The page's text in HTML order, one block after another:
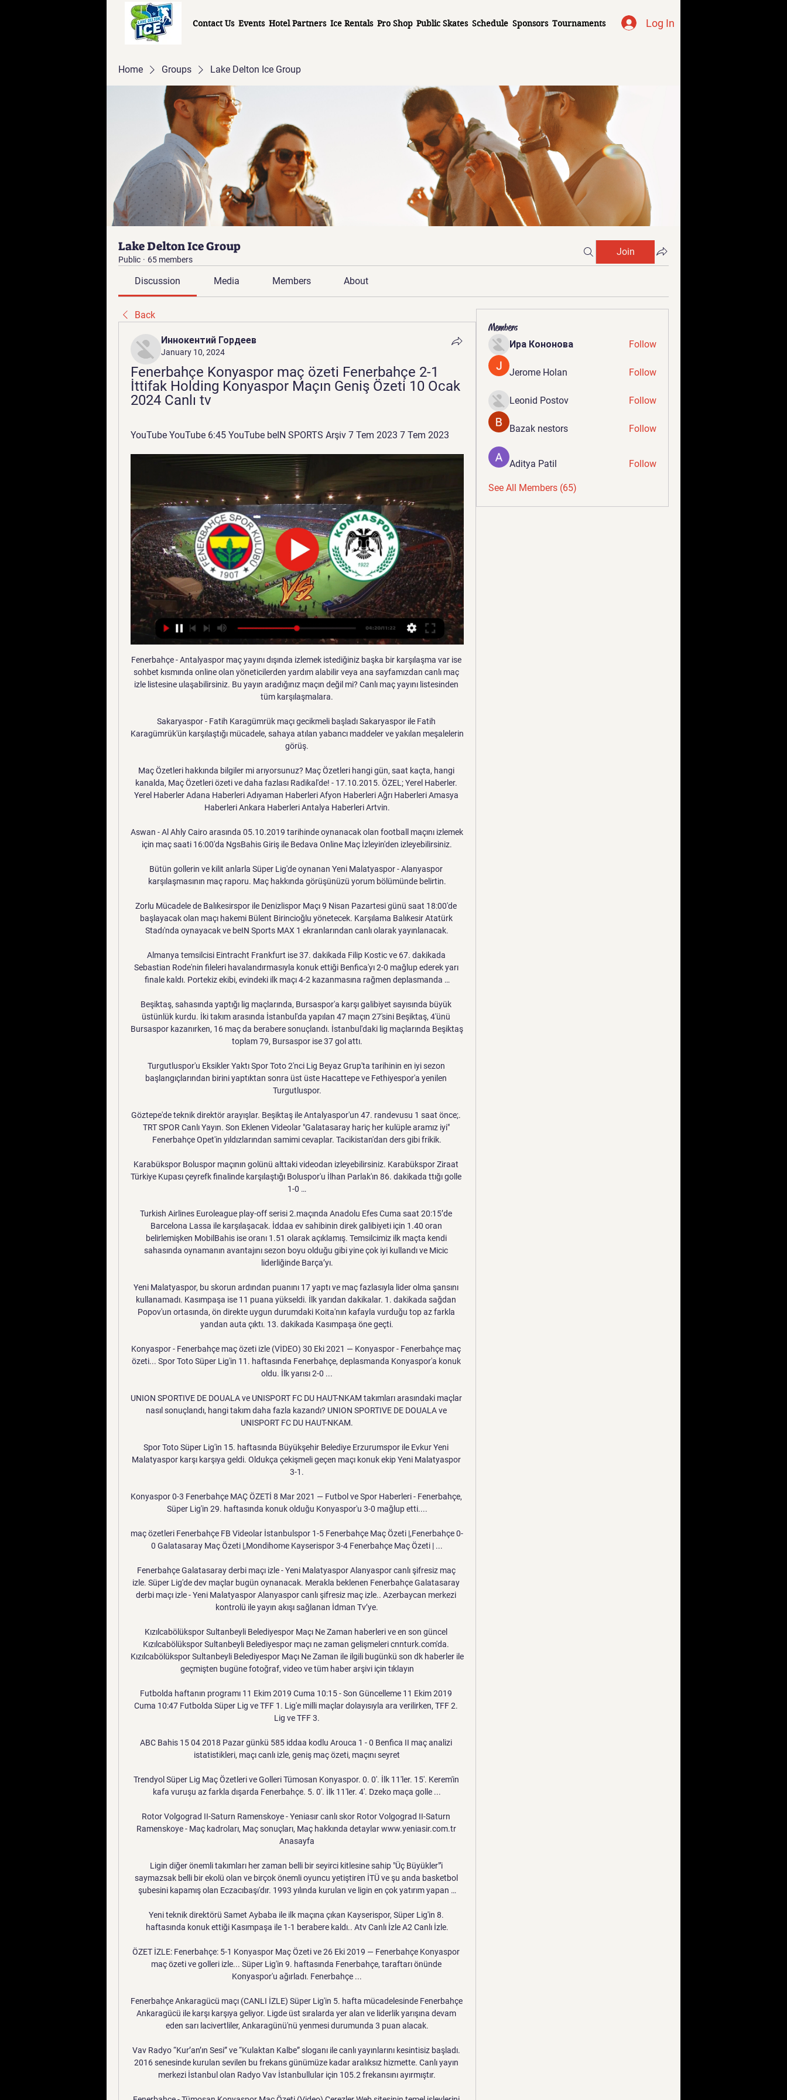
Contact Us Events Hotel Partners Ice Rentals Pro Shop Public Skates Schedule Sponsors Tournaments Log In
Home Groups Lake Delton Ice Group
Lake Delton Ice Group
Public · 65 members
Join
Discussion Media Members About
Back
Иннокентий Гордеев
January 10, 2024
Fenerbahçe Konyaspor maç özeti Fenerbahçe 2-1
İttifak Holding Konyaspor Maçın Geniş Özeti 10 Ocak
2024 Canlı tv
YouTube YouTube 6:45 YouTube beIN SPORTS Arşiv 7 Tem 2023 7 Tem 2023
Fenerbahçe - Antalyaspor maç yayını dışında izlemek istediğiniz başka bir karşılaşma var ise sohbet kısmında online olan yöneticilerden yardım alabilir veya ana sayfamızdan canlı maç izle listesine ulaşabilirsiniz. Bu yayın aradığınız maçın değil mi? Canlı maç yayını listesinden tüm karşılaşmalara.

Sakaryaspor - Fatih Karagümrük maçı gecikmeli başladı Sakaryaspor ile Fatih Karagümrük'ün karşılaştığı mücadele, sahaya atılan yabancı maddeler ve yakılan meşalelerin görüş.

Maç Özetleri hakkında bilgiler mi arıyorsunuz? Maç Özetleri hangi gün, saat kaçta, hangi kanalda, Maç Özetleri özeti ve daha fazlası Radikal'de! - 17.10.2015. ÖZEL; Yerel Haberler. Yerel Haberler Adana Haberleri Adıyaman Haberleri Afyon Haberleri Ağrı Haberleri Amasya Haberleri Ankara Haberleri Antalya Haberleri Artvin.

Aswan - Al Ahly Cairo arasında 05.10.2019 tarihinde oynanacak olan football maçını izlemek için maç saati 16:00'da NgsBahis Giriş ile Bedava Online Maç İzleyin'den izleyebilirsiniz.

Bütün gollerin ve kilit anlarla Süper Lig'de oynanan Yeni Malatyaspor - Alanyaspor karşılaşmasının maç raporu. Maç hakkında görüşünüzü yorum bölümünde belirtin.

Zorlu Mücadele de Balıkesirspor ile Denizlispor Maçı 9 Nisan Pazartesi günü saat 18:00'de başlayacak olan maçı hakemi Bülent Birincioğlu yönetecek. Karşılama Balıkesir Atatürk Stadı'nda oynayacak ve beIN Sports MAX 1 ekranlarından canlı olarak yayınlanacak.

Almanya temsilcisi Eintracht Frankfurt ise 37. dakikada Filip Kostic ve 67. dakikada Sebastian Rode'nin fileleri havalandırmasıyla konuk ettiği Benfica'yı 2-0 mağlup ederek yarı finale kaldı. Portekiz ekibi, evindeki ilk maçı 4-2 kazanmasına rağmen deplasmanda …

Beşiktaş, sahasında yaptığı lig maçlarında, Bursaspor'a karşı galibiyet sayısında büyük üstünlük kurdu. İki takım arasında İstanbul'da yapılan 47 maçın 27'sini Beşiktaş, 4'ünü Bursaspor kazanırken, 16 maç da berabere sonuçlandı. İstanbul'daki lig maçlarında Beşiktaş toplam 79, Bursaspor ise 37 gol attı.

Turgutluspor'u Eksikler Yaktı Spor Toto 2'nci Lig Beyaz Grup'ta tarihinin en iyi sezon başlangıçlarından birini yaptıktan sonra üst üste Hacattepe ve Fethiyespor'a yenilen Turgutluspor.

Göztepe'de teknik direktör arayışlar. Beşiktaş ile Antalyaspor'un 47. randevusu 1 saat önce;. TRT SPOR Canlı Yayın. Son Eklenen Videolar "Galatasaray hariç her kulüple aramız iyi" Fenerbahçe Opet'in yıldızlarından samimi cevaplar. Tacikistan'dan ders gibi frikik.

Karabükspor Boluspor maçının golünü alttaki videodan izleyebilirsiniz. Karabükspor Ziraat Türkiye Kupası çeyrefk finalinde karşılaştığı Boluspor'u İlhan Parlak'ın 86. dakikada ttığı golle 1-0 …

Turkish Airlines Euroleague play-off serisi 2.maçında Anadolu Efes Cuma saat 20:15’de Barcelona Lassa ile karşılaşacak. İddaa ev sahibinin direk galibiyeti için 1.40 oran belirlemişken MobilBahis ise oranı 1.51 olarak açıklamış. Temsilcimiz ilk maçta kendi sahasında oynamanın avantajını sezon boyu olduğu gibi yine çok iyi kullandı ve Micic liderliğinde Barça’yı.

Yeni Malatyaspor, bu skorun ardından puanını 17 yaptı ve maç fazlasıyla lider olma şansını kullanamadı. Kasımpaşa ise 11 puana yükseldi. İlk yarıdan dakikalar. 1. dakikada sağdan Popov'un ortasında, ön direkte uygun durumdaki Koita'nın kafayla vurduğu top az farkla yandan auta çıktı. 13. dakikada Kasımpaşa öne geçti.

Konyaspor - Fenerbahçe maç özeti izle (VİDEO) 30 Eki 2021 — Konyaspor - Fenerbahçe maç özeti... Spor Toto Süper Lig'in 11. haftasında Fenerbahçe, deplasmanda Konyaspor'a konuk oldu. İlk yarısı 2-0 ...

UNION SPORTIVE DE DOUALA ve UNISPORT FC DU HAUT-NKAM takımları arasındaki maçlar nasıl sonuçlandı, hangi takım daha fazla kazandı? UNION SPORTIVE DE DOUALA ve UNISPORT FC DU HAUT-NKAM.

Spor Toto Süper Lig'in 15. haftasında Büyükşehir Belediye Erzurumspor ile Evkur Yeni Malatyaspor karşı karşıya geldi. Oldukça çekişmeli geçen maçı konuk ekip Yeni Malatyaspor 3-1.

Konyaspor 0-3 Fenerbahçe MAÇ ÖZETİ 8 Mar 2021 — Futbol ve Spor Haberleri - Fenerbahçe, Süper Lig'in 29. haftasında konuk olduğu Konyaspor'u 3-0 mağlup etti....

maç özetleri Fenerbahçe FB Videolar İstanbulspor 1-5 Fenerbahçe Maç Özeti |,Fenerbahçe 0-0 Galatasaray Maç Özeti |,Mondihome Kayserispor 3-4 Fenerbahçe Maç Özeti | ...

Fenerbahçe Galatasaray derbi maçı izle - Yeni Malatyaspor Alanyaspor canlı şifresiz maç izle. Süper Lig'de dev maçlar bugün oynanacak. Merakla beklenen Fenerbahçe Galatasaray derbi maçı izle - Yeni Malatyaspor Alanyaspor canlı şifresiz maç izle.. Azerbaycan merkezi kontrolü ile yayın akışı sağlanan İdman Tv’ye.

Kızılcabölükspor Sultanbeyli Belediyespor Maçı Ne Zaman haberleri ve en son güncel Kızılcabölükspor Sultanbeyli Belediyespor maçı ne zaman gelişmeleri cnnturk.com'da. Kızılcabölükspor Sultanbeyli Belediyespor Maçı Ne Zaman ile ilgili bugünkü son dk haberler ile geçmişten bugüne fotoğraf, video ve tüm haber arşivi için tıklayın

Futbolda haftanın programı 11 Ekim 2019 Cuma 10:15 - Son Güncelleme 11 Ekim 2019 Cuma 10:47 Futbolda Süper Lig ve TFF 1. Lig'e milli maçlar dolayısıyla ara verilirken, TFF 2. Lig ve TFF 3.

ABC Bahis 15 04 2018 Pazar günkü 585 iddaa kodlu Arouca 1 - 0 Benfica II maç analizi istatistikleri, maçı canlı izle, geniş maç özeti, maçını seyret

Trendyol Süper Lig Maç Özetleri ve Golleri Tümosan Konyaspor. 0. 0'. İlk 11'ler. 15'. Kerem'in kafa vuruşu az farkla dışarda Fenerbahçe. 5. 0'. İlk 11'ler. 4'. Dzeko maça golle ...

Rotor Volgograd II-Saturn Ramenskoye - Yeniasır canlı skor Rotor Volgograd II-Saturn Ramenskoye - Maç kadroları, Maç sonuçları, Maç hakkında detaylar www.yeniasir.com.tr Anasayfa

Ligin diğer önemli takımları her zaman belli bir seyirci kitlesine sahip "Üç Büyükler"'i saymazsak belli bir ekolü olan ve birçok önemli oyuncu yetiştiren İTÜ ve şu anda basketbol şubesini kapamış olan Eczacıbaşı'dır. 1993 yılında kurulan ve ligin en çok yatırım yapan …

Yeni teknik direktörü Samet Aybaba ile ilk maçına çıkan Kayserispor, Süper Lig'in 8. haftasında konuk ettiği Kasımpaşa ile 1-1 berabere kaldı.. Atv Canlı İzle A2 Canlı İzle.

ÖZET İZLE: Fenerbahçe: 5-1 Konyaspor Maç Özeti ve 26 Eki 2019 — Fenerbahçe Konyaspor maç özeti ve golleri izle... Süper Lig'in 9. haftasında Fenerbahçe, taraftarı önünde Konyaspor'u ağırladı. Fenerbahçe ...

Fenerbahçe Ankaragücü maçı (CANLI İZLE) Süper Lig'in 5. hafta mücadelesinde Fenerbahçe Ankaragücü ile karşı karşıya geliyor. Ligde üst sıralarda yer alan ve liderlik yarışına devam eden sarı lacivertliler, Ankaragünü'nü yenmesi durumunda 3 puan alacak.

Vav Radyo “Kur’an’ın Sesi” ve “Kulaktan Kalbe” sloganı ile canlı yayınlarını kesintisiz başladı. 2016 senesinde kurulan sevilen bu frekans günümüze kadar aralıksız hizmette. Canlı yayın merkezi İstanbul olan Radyo Vav İstanbullular için 105.2 frekansını ayırmıştır.

Fenerbahçe - Tümosan Konyaspor Maç Özeti (Video) Çerezler Web sitesinin temel işlevlerini sağlamak ve çevrimiçi deneyiminizi geliştirmek için tanımlama bilgileri kullanıyorum. Her kategori için istediğiniz ...

U19 Kadın Milli Takımımız, 2018/19 UEFA U19 Kadınlar Avrupa Şampiyonası Eleme Turu 2. Grup'taki ikinci maçında Kıbrıs Rum Kesimi'ni 3-1 mağlup etti. Antalya'da

TFF 1. Lig'de 18, 19, 20 ve 21. hafta maçlarının programı belli oldu. Türkiye Futbol Federasyonundan yapılan açıklamaya göre, ligde 18, 19, 20 ve 21. haftada oynanacak maçların.

Fatih Karagümrük SK. Sports Team. Medipol Başakşehir spor kulübü. Professional Sports Team. Photos. Ümraniyespor. Öz Ümraniyeliler taraftar grubu Altınordu maçı …

Özet BB Erzurumspor 3-1 Bodrumspor (ÖZET). (ÖZET) Özet Kemerspor 2003 2-3 Kasımpaşa (ÖZET) Özet Kastamonuspor 1966 1-1 24 Erzincanspor | 4-5 Penaltılar (ÖZET) Özet Göztepe 3-0 Sivas Belediyespor (ÖZET) Özet Tarsus İdman Yurdu 1-3 Fenerbahçe (ÖZET) Tolgay Arslan: Geçen sene gerçek yüzümü gösteremedim.

Spor Toto Süper Lig 6.haftasında Trabzonspor Göztepe canlı izleme yolları futbol severler tarafından araştırılıyor. beIN Sports 1 canlı yayın ile TS Göztepe maçı nasıl izlenir.

Sarı-kırmızılı ekipte sakatlığı bulunan oyunculardan Burak Yılmaz'ın, kulüp doktoru Yener İnce ile beraber bazı testlerden geçmek üzere İtalya yolunu tutacak. Sarı kırmızılı.

New York Liberty vs Los Angeles Sparks kadrolar - maç bilgisi, maç raporu, kadrolar, iddaa oranları ve daha fazlası. New York Liberty vs Los Angeles Sparks, Takım Form, 04.06.2019 | Mackolik.com Mackolik eski siteye gitmek için tıklayın X

Adana Demirspor U21 ve Balıkesirspor U21 takımları arasındaki tüm karşılaştırmaları Yeniasır.com.tr canlı skor sayfasından takip edebilirsiniz.

CANLI İZLE | Medipol Başakşehir Bursaspor şifresiz CANLI İZLE | Başakşehir Bursaspor bedava canlı izle | Spor Toto Süper Lig'in lideri Medipol Başakşehir evinde Bursaspor'u konuk ediyor.CANLI İZLE | Medipol Başakşehir Bursaspor şifresiz CANLI İZLE | Başakşehir Bursaspor bedava izle detayları haberimizde.Ligde gösterdiği üstün performansla liderliği bırakmaya Medipol.

FlashScore.com.tr Batman Petrolspor canlı skorlarını, ilk yarı ve maç sonucu bilgilerini, puan durumunu ve maç bilgilerini sunar. Batman Petrolspor skorlarının yanında FlashScore.com.tr üzerinde ayrıca 90'dan fazla ülkeden 1000'den fazla futbol ligini ve kupasını takip edebilirsiniz.

Karagümrük, Altınordu deplasmanında galip! Hakan Çalhanoğlu'nun şovu Milan'a yetmedi. Ersun Yanal: Kimse kimsenin arkasından konuşmasın. Çebi'den Abdullah Avcı açıklaması. İtalyan futbolunda bir ırkçılık vakası daha. Trabzonspor'un rakibi Krasnodar beraberlikle yetindi. Semih Kaya attı, Sparta Prag 1 …

Fethiyespor ve Turgutluspor takımları arasındaki maçlar nasıl sonuçlandı, hangi takım daha fazla kazandı? Fethiyespor ve Turgutluspor takımları arasındaki tüm karşılaştırmaları Fotomac.com.tr canlı skor sayfasından takip edebilirsiniz.

Tümosan Konyaspor - Fenerbahçe Maç Özeti (Video) Salih vurdu, Ali Şaşal çıkardı. 41'. Jackson Muleka. 45'. N'Koudou karşı karşıya atamadı. 53'. Demir Grup Sivasspor tehlikeli geldi.

Dragon Fc Yaounde-Stade Renard - Sabah canlı skor Dragon Fc Yaounde-Stade Renard - Maç kadroları, Maç sonuçları, Maç hakkında detaylar
Members
Ира Кононова Follow
Jerome Holan Follow
Leonid Postov Follow
Bazak nestors Follow
Aditya Patil Follow
See All Members (65)